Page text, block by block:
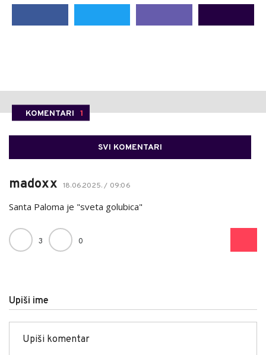
KOMENTARI 1
SVI KOMENTARI
madoxx 18.06.2025. / 09:06
Santa Paloma je "sveta golubica"
3 0
Upiši ime